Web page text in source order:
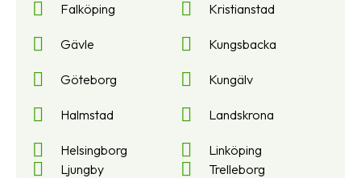
Falköping
Gävle
Göteborg
Halmstad
Helsingborg
Kristianstad
Kungsbacka
Kungälv
Landskrona
Linköping
Ljungby
Trelleborg